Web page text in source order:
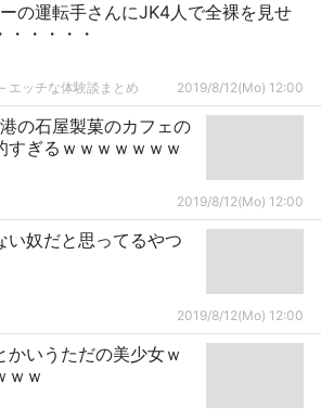
ーの運転手さんにJK4人で全裸を見せ
・・・・
エッチな体験談まとめ 2019/8/12(Mo) 12:00
の石屋製菓のカフェの
すぎるｗｗｗｗｗｗｗ
2019/8/12(Mo) 12:00
い奴だと思ってるやつ
2019/8/12(Mo) 12:00
かいうただの美少女ｗ
ｗｗ